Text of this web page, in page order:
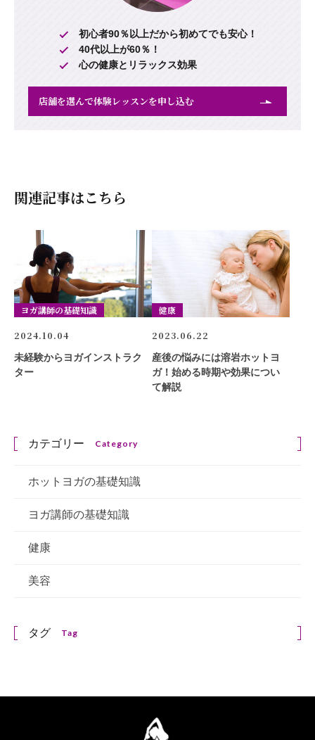
初心者90％以上だから初めてでも安心！
40代以上が60％！
心の健康とリラックス効果
店舗を選んで体験レッスンを申し込む
関連記事はこちら
ヨガ講師の基礎知識
2024.10.04
未経験からヨガインストラク
ター
健康
2023.06.22
産後の悩みには溶岩ホットヨ
ガ！始める時期や効果につい
て解説
カテゴリー Category
ホットヨガの基礎知識
ヨガ講師の基礎知識
健康
美容
タグ Tag